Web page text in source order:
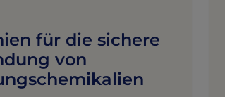
für die sichere
von